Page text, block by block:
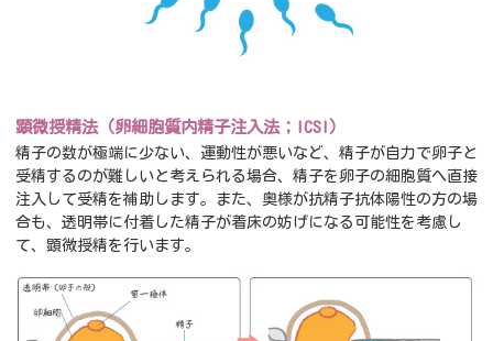
顕微授精法（卵細胞質内精子注入法；ICSI）
精子の数が極端に少ない、運動性が悪いなど、精子が自力で卵子と
受精するのが難しいと考えられる場合、精子を卵子の細胞質へ直接
注入して受精を補助します。また、奥様が抗精子抗体陽性の方の場
合も、透明帯に付着した精子が着床の妨げになる可能性を考慮し
て、顕微授精を行います。